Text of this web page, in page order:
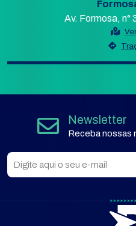
Av. Formosa, n°
Newsletter
Receba nossas